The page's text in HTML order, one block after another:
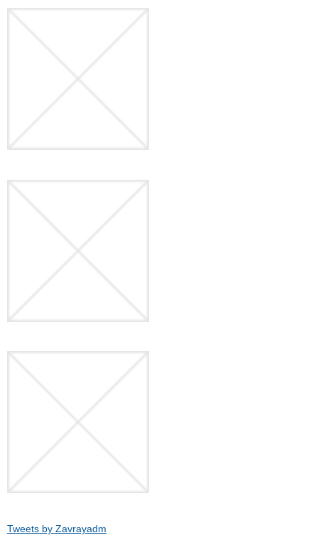
Tweets by Zavrayadm